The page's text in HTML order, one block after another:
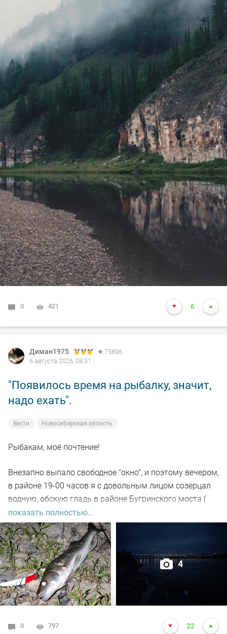
0 421 6
Диман1975
75896
6 августа 2026, 08:31
"Появилось время на рыбалку, значит,
надо ехать".
Вести Новосибирская область
Рыбакам, моё почтение!
Внезапно выпало свободное "окно", и поэтому вечером,
в районе 19-00 часов я с довольным лицом созерцал
водную, обскую гладь в районе Бугринского моста (
правый берег).
Отдыхающего люда просто тьма, и на берегу ,и на
воде. Сапы, катера, гидроциклы всяких мастей
поднимали нехилую волну до самой темноты.
По сути: рыбалил только на спиннинг, помощниками
выступили "вертушки" и воблера.
С вечера поклёвок не увидел. Наступило тёмное время.
показать полностью...
4
0 797 22